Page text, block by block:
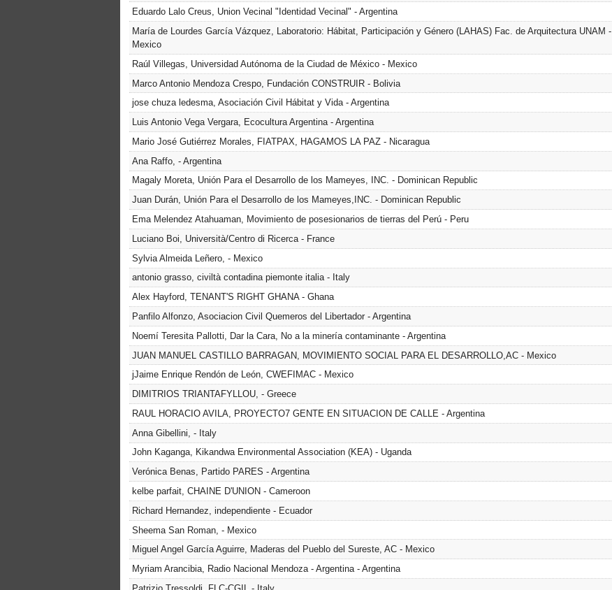
Eduardo Lalo Creus, Union Vecinal "Identidad Vecinal" - Argentina
María de Lourdes García Vázquez, Laboratorio: Hábitat, Participación y Género (LAHAS) Fac. de Arquitectura UNAM -
Mexico
Raúl Villegas, Universidad Autónoma de la Ciudad de México - Mexico
Marco Antonio Mendoza Crespo, Fundación CONSTRUIR - Bolivia
jose chuza ledesma, Asociación Civil Hábitat y Vida - Argentina
Luis Antonio Vega Vergara, Ecocultura Argentina - Argentina
Mario José Gutiérrez Morales, FIATPAX, HAGAMOS LA PAZ - Nicaragua
Ana Raffo, - Argentina
Magaly Moreta, Unión Para el Desarrollo de los Mameyes, INC. - Dominican Republic
Juan Durán, Unión Para el Desarrollo de los Mameyes,INC. - Dominican Republic
Ema Melendez Atahuaman, Movimiento de posesionarios de tierras del Perú - Peru
Luciano Boi, Università/Centro di Ricerca - France
Sylvia Almeida Leñero, - Mexico
antonio grasso, civiltà contadina piemonte italia - Italy
Alex Hayford, TENANT'S RIGHT GHANA - Ghana
Panfilo Alfonzo, Asociacion Civil Quemeros del Libertador - Argentina
Noemí Teresita Pallotti, Dar la Cara, No a la minería contaminante - Argentina
JUAN MANUEL CASTILLO BARRAGAN, MOVIMIENTO SOCIAL PARA EL DESARROLLO,AC - Mexico
jJaime Enrique Rendón de León, CWEFIMAC - Mexico
DIMITRIOS TRIANTAFYLLOU, - Greece
RAUL HORACIO AVILA, PROYECTO7 GENTE EN SITUACION DE CALLE - Argentina
Anna Gibellini, - Italy
John Kaganga, Kikandwa Environmental Association (KEA) - Uganda
Verónica Benas, Partido PARES - Argentina
kelbe parfait, CHAINE D'UNION - Cameroon
Richard Hernandez, independiente - Ecuador
Sheema San Roman, - Mexico
Miguel Angel García Aguirre, Maderas del Pueblo del Sureste, AC - Mexico
Myriam Arancibia, Radio Nacional Mendoza - Argentina - Argentina